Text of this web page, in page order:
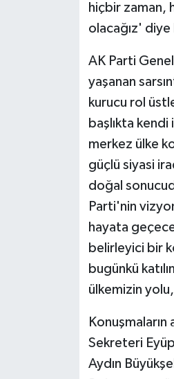
hiçbir zaman,
olacağız'
AK Parti
yaşanan
kurucu rol
başlıkta
merkez ülke
güçlü siyasi
doğal
Parti'nin
hayata
belirleyici bir
bugünkü
ülkemizin
Sekreteri
Aydın